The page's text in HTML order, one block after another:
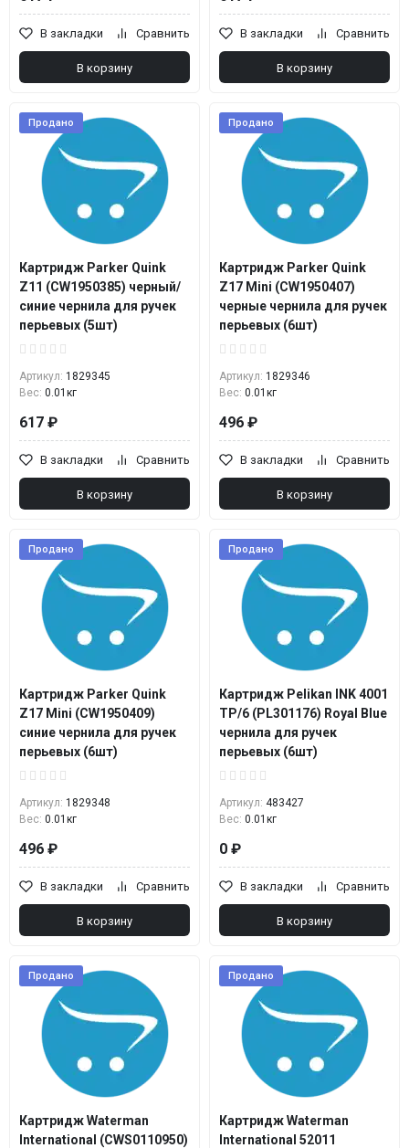
В закладки Сравнить
В корзину
В закладки Сравнить
В корзину
Продано
Картридж Parker Quink
Z11 (CW1950385) черный/
синие чернила для ручек
перьевых (5шт)
Артикул: 1829345
Вес: 0.01кг
617 ₽
В закладки Сравнить
В корзину
Продано
Картридж Parker Quink
Z17 Mini (CW1950407)
черные чернила для ручек
перьевых (6шт)
Артикул: 1829346
Вес: 0.01кг
496 ₽
В закладки Сравнить
В корзину
Продано
Картридж Parker Quink
Z17 Mini (CW1950409)
синие чернила для ручек
перьевых (6шт)
Артикул: 1829348
Вес: 0.01кг
496 ₽
В закладки Сравнить
В корзину
Продано
Картридж Pelikan INK 4001
TP/6 (PL301176) Royal Blue
чернила для ручек
перьевых (6шт)
Артикул: 483427
Вес: 0.01кг
0 ₽
В закладки Сравнить
В корзину
Продано
Картридж Waterman
International (CWS0110950)
Продано
Картридж Waterman
International 52011